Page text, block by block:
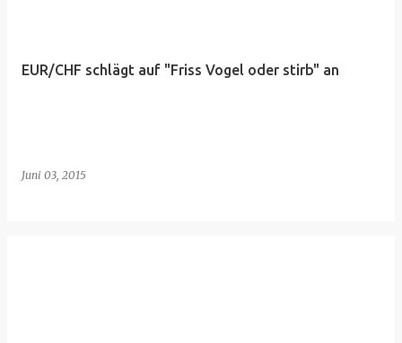
EUR/CHF schlägt auf "Friss Vogel oder stirb" an
Juni 03, 2015